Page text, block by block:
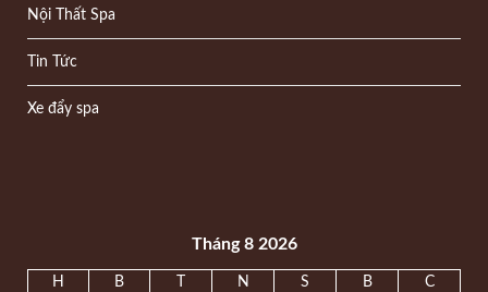
Nội Thất Spa
Tin Tức
Xe đẩy spa
Tháng 8 2026
H B N S B C